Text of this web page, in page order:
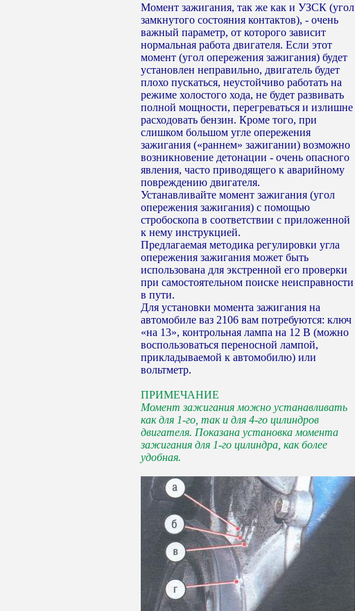
Момент зажигания, так же как и УЗСК (угол
замкнутого состояния контактов), - очень
важный параметр, от которого зависит
нормальная работа двигателя. Если этот
момент (угол опережения зажигания) будет
установлен неправильно, двигатель будет
плохо пускаться, неустойчиво работать на
режиме холостого хода, не будет развивать
полной мощности, перегреваться и излишне
расходовать бензин. Кроме того, при
слишком большом угле опережения
зажигания («раннем» зажигании) возможно
возникновение детонации - очень опасного
явления, часто приводящего к аварийному
повреждению двигателя.
Устанавливайте момент зажигания (угол
опережения зажигания) с помощью
стробоскопа в соответствии с приложенной
к нему инструкцией.
Предлагаемая методика регулировки угла
опережения зажигания может быть
использована для экстренной его проверки
при самостоятельном поиске неисправности
в пути.
Для установки момента зажигания на
автомобиле ваз 2106 вам потребуются: ключ
«на 13», контрольная лампа на 12 В (можно
воспользоваться переносной лампой,
прикладываемой к автомобилю) или
вольтметр.
ПРИМЕЧАНИЕ
Момент зажигания можно устанавливать
как для 1-го, так и для 4-го цилиндров
двигателя. Показана установка момента
зажигания для 1-го цилиндра, как более
удобная.